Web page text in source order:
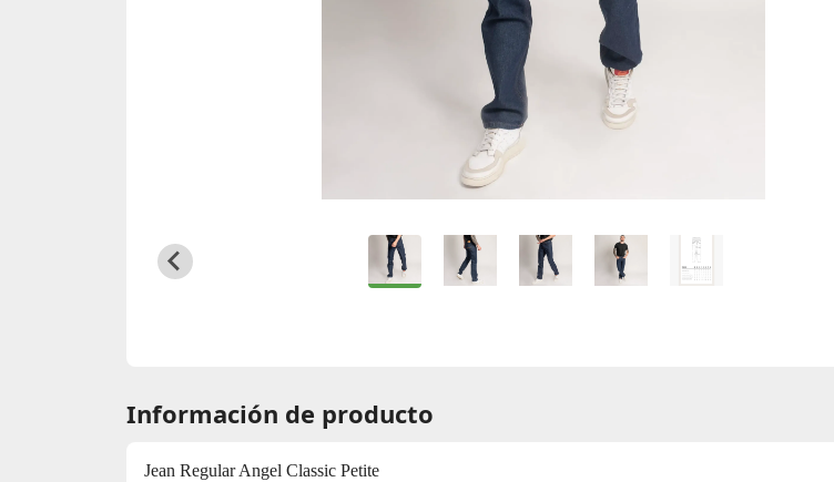
Información de producto
Jean Regular Angel Classic Petite